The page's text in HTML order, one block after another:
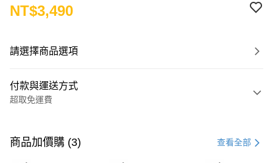
NT$3,490
請選擇商品選項
付款與運送方式
超取免運費
信用卡一次付款
商品加價購 (3) 查看全部